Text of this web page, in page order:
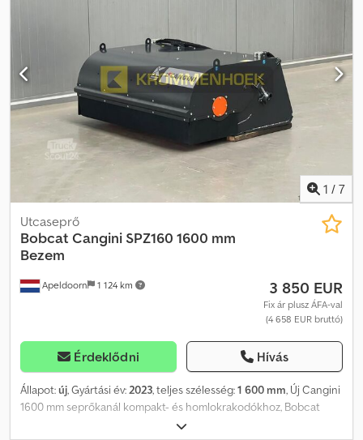
1 / 7
Apeldoorn 1 124 km
Utcaseprő
Bobcat Cangini SPZ160 1600 mm
Bezem
3 850 EUR
Fix ár plusz ÁFA-val
(4 658 EUR bruttó)
Érdeklődni Hívás
Állapot:új, Gyártási év:2023, teljes szélesség:1 600 mm, Új Cangini
1600 mm seprőkanál kompakt- és homlokrakodókhoz, Bobcat
felfogatással = További információk = Gyártási év: 2023 Saját